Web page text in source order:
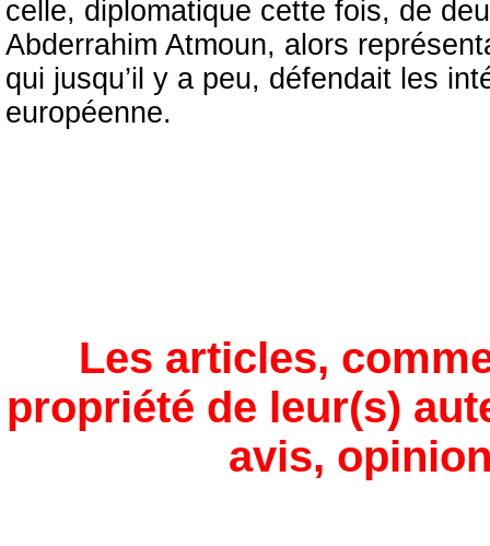
celle, diplomatique cette fois, de
Abderrahim Atmoun, alors
qui jusqu’il y a peu, défendait les
européenne.
Les articles,
propriété de leur(s)
avis,